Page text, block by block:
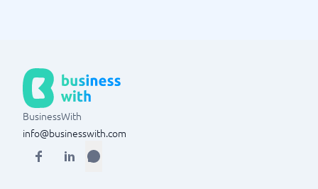
BusinessWith
info@businesswith.com